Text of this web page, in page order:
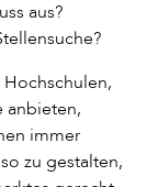
aus?
anbieten,
immer
zu gestalten,